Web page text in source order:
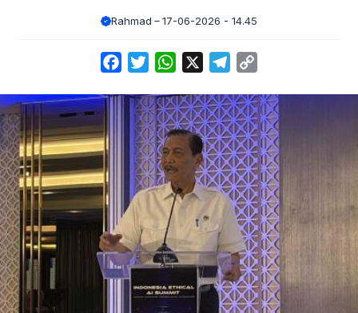
Rahmad 17-06-2026 - 14.45
FacebookTwitterWhatsApp Telegram